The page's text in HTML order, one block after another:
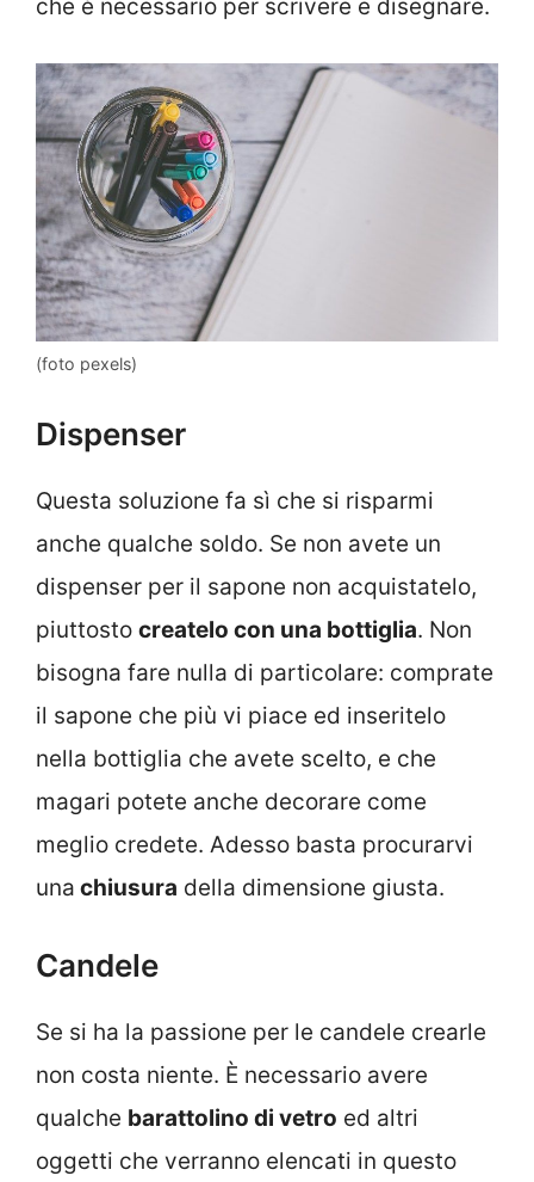
che è necessario per scrivere e disegnare.
(foto pexels)
Dispenser
Questa soluzione fa sì che si risparmi
anche qualche soldo. Se non avete un
dispenser per il sapone non acquistatelo,
piuttosto createlo con una bottiglia. Non
bisogna fare nulla di particolare: comprate
il sapone che più vi piace ed inseritelo
nella bottiglia che avete scelto, e che
magari potete anche decorare come
meglio credete. Adesso basta procurarvi
una chiusura della dimensione giusta.
Candele
Se si ha la passione per le candele crearle
non costa niente. È necessario avere
qualche barattolino di vetro ed altri
oggetti che verranno elencati in questo